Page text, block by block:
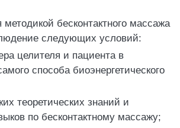
бесконтактного массажа
следующих условий:
целителя и пациента в
способа биоэнергетического
теоретических знаний и
по бесконтактному массажу;